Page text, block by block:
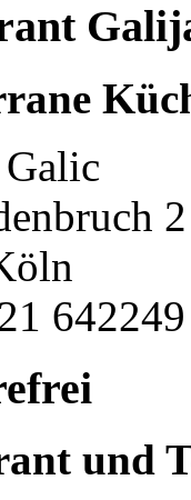
2
642249
und